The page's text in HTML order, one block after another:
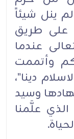
ينل شيئاً
على طريق
عندما
وأتممت
دينا"،
وسيد
علَّمنا